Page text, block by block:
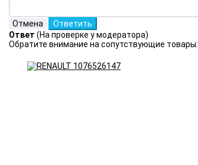
Ответ (На проверке у модератора)
Обратите внимание на сопутствующие товары: